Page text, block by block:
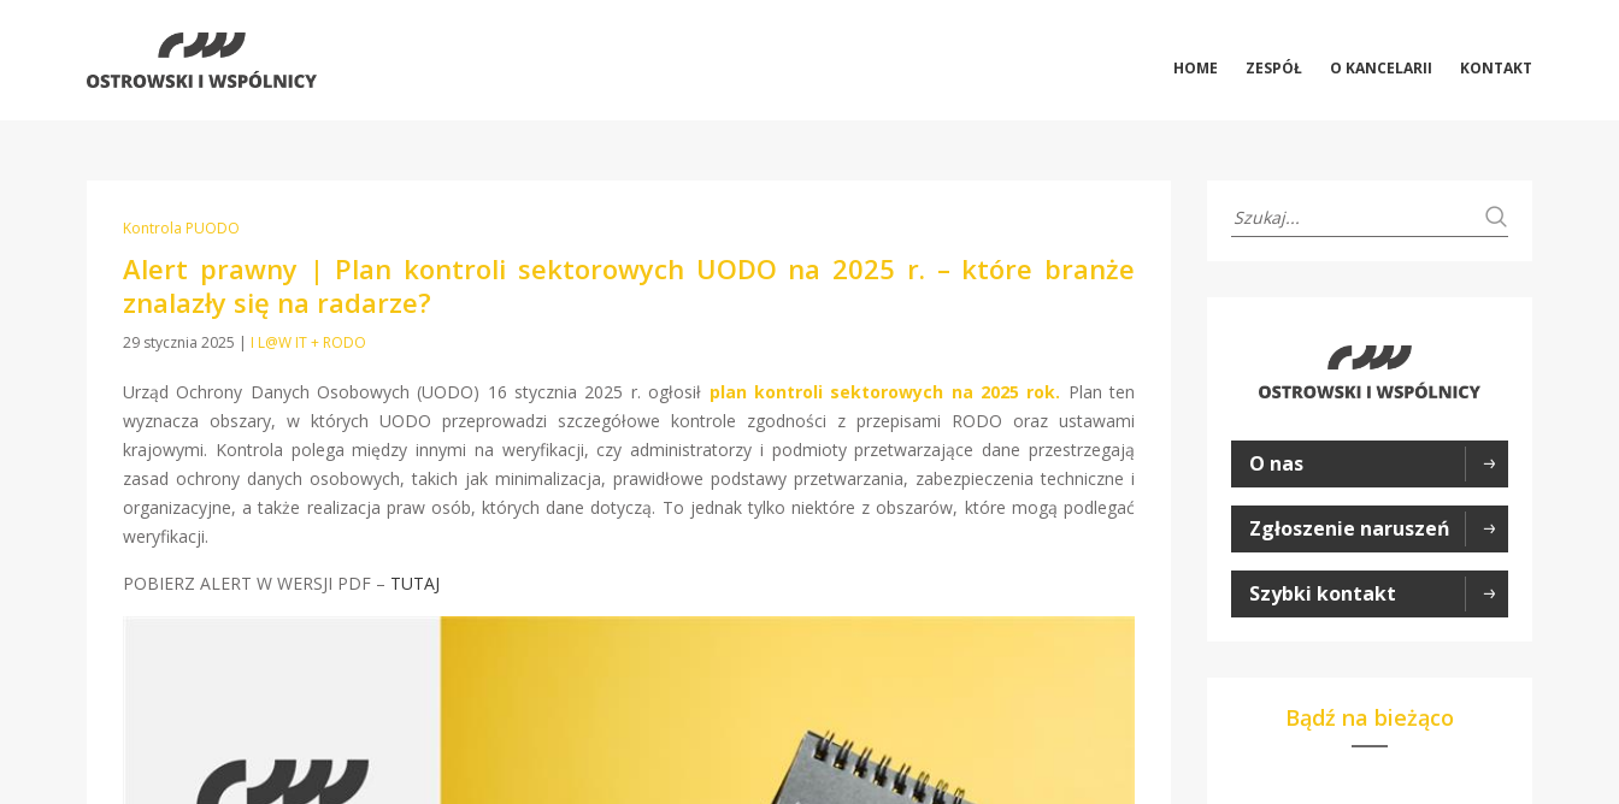
HOME ZESPÓŁ O KANCELARII KONTAKT
Kontrola PUODO
Alert prawny | Plan kontroli sektorowych UODO na 2025 r. – które branże
znalazły się na radarze?
29 stycznia 2025 | I L@W IT + RODO
Urząd Ochrony Danych Osobowych (UODO) 16 stycznia 2025 r. ogłosił plan kontroli sektorowych na 2025 rok. Plan ten
wyznacza obszary, w których UODO przeprowadzi szczegółowe kontrole zgodności z przepisami RODO oraz ustawami
krajowymi. Kontrola polega między innymi na weryfikacji, czy administratorzy i podmioty przetwarzające dane przestrzegają
zasad ochrony danych osobowych, takich jak minimalizacja, prawidłowe podstawy przetwarzania, zabezpieczenia techniczne i
organizacyjne, a także realizacja praw osób, których dane dotyczą. To jednak tylko niektóre z obszarów, które mogą podlegać
weryfikacji.
POBIERZ ALERT W WERSJI PDF – TUTAJ
O nas
Zgłoszenie naruszeń
Szybki kontakt
Bądź na bieżąco